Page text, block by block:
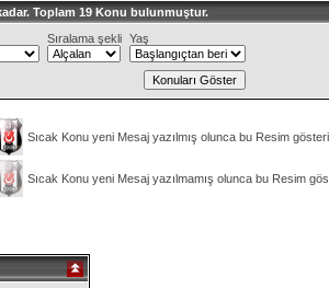
Toplam 19 Konu bulunmuştur.
Sıralama şekli Yaş
Sıcak Konu yeni Mesaj yazılmış olunca bu Resim
Sıcak Konu yeni Mesaj yazılmamış olunca bu Resim